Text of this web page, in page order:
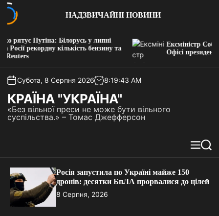
НАДЗВИЧАЙНІ НОВИНИ
рятує Путіна: Білорусь у липні
рекордну кількість бензину та
Ексміністр
Офісі президента
Субота, 8 Серпня 2026 8:19:43 AM
КРАЇНА "УКРАЇНА"
«Без вільної преси не може бути вільного
суспільства.» – Томас Джефферсон
МП
к
Росія запустила по Україні майже 150
дронів: десятки БпЛА прорвалися до цілей
8 Серпня, 2026